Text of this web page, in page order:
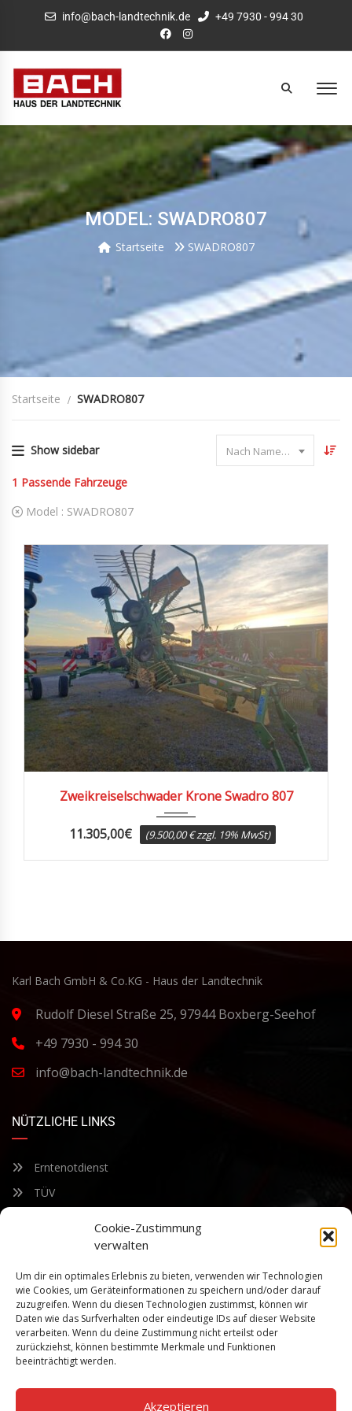
Cookie-Zustimmung
verwalten
Um dir ein optimales Erlebnis zu bieten, verwenden wir Technologien
wie Cookies, um Geräteinformationen zu speichern und/oder darauf
zuzugreifen. Wenn du diesen Technologien zustimmst, können wir
Daten wie das Surfverhalten oder eindeutige IDs auf dieser Website
verarbeiten. Wenn du deine Zustimmung nicht erteilst oder
zurückziehst, können bestimmte Merkmale und Funktionen
beeinträchtigt werden.
Akzeptieren
info@bach-landtechnik.de +49 7930 - 994 30
MODEL: SWADRO807
Startseite SWADRO807
Startseite SWADRO807
Show sidebar Nach Name sortieren
1 Passende Fahrzeuge
Model : SWADRO807
Zweikreiselschwader Krone Swadro 807
11.305,00€ (9.500,00 € zzgl. 19% MwSt)
Karl Bach GmbH & Co.KG - Haus der Landtechnik
Rudolf Diesel Straße 25, 97944 Boxberg-Seehof
+49 7930 - 994 30
info@bach-landtechnik.de
NÜTZLICHE LINKS
Erntenotdienst
TÜV
Bleiben Sie auf dem Laufenden über unsere sich ständig
weiterentwickelnden Produkteigenschaften und Technologien.
Geben Sie Ihre E-Mail-Adresse ein und abonnieren Sie unseren
Newsletter.